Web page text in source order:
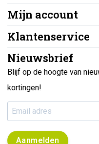
Mijn account
Klantenservice
Nieuwsbrief
Blijf op de hoogte van
kortingen!
Aanmelden